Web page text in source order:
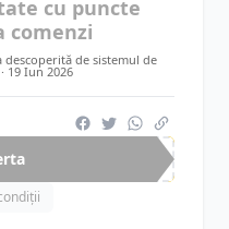
cu puncte
comenzi
de sistemul de
19 Iun 2026